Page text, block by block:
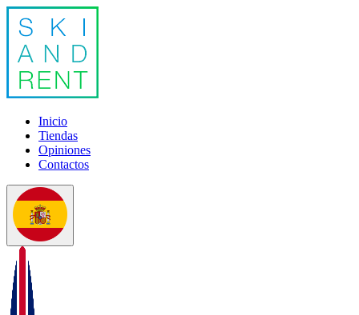
Inicio
Tiendas
Opiniones
Contactos